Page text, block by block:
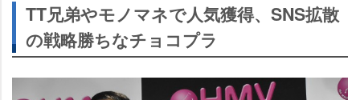
TT兄弟やモノマネで人気獲得、SNS拡散
の戦略勝ちなチョコプラ